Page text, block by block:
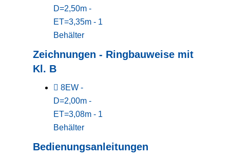
D=2,50m -
ET=3,35m - 1
Behälter
Zeichnungen - Ringbauweise mit
Kl. B
8EW -
D=2,00m -
ET=3,08m - 1
Behälter
Bedienungsanleitungen